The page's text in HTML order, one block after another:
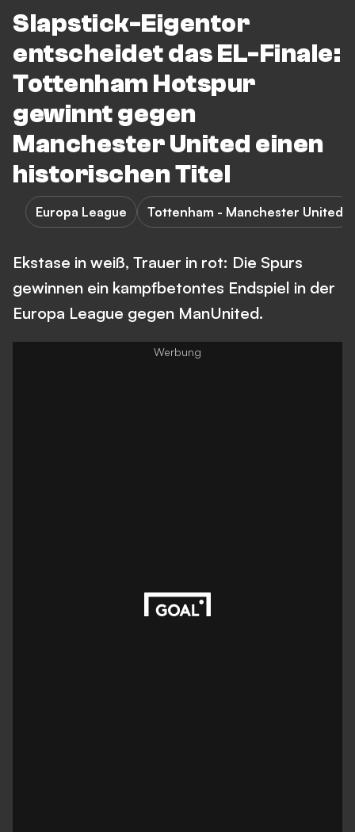
Slapstick-Eigentor
entscheidet das EL-Finale:
Tottenham Hotspur
gewinnt gegen
Manchester United einen
historischen Titel
Europa League Tottenham - Manchester United
Ekstase in weiß, Trauer in rot: Die Spurs
gewinnen ein kampfbetontes Endspiel in der
Europa League gegen ManUnited.